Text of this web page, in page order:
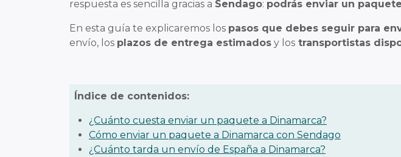
respuesta es sencilla gracias a Sendago: podrás enviar un
En esta guía te explicaremos los pasos que debes seguir para
envío, los plazos de entrega estimados y los transportistas
Índice de contenidos:
¿Cuánto cuesta enviar un paquete a Dinamarca?
Cómo enviar un paquete a Dinamarca con Sendago
¿Cuánto tarda un envío de España a Dinamarca?